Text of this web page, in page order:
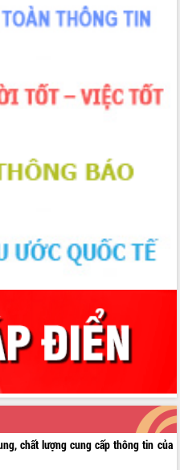
chất lượng cung cấp thông tin của